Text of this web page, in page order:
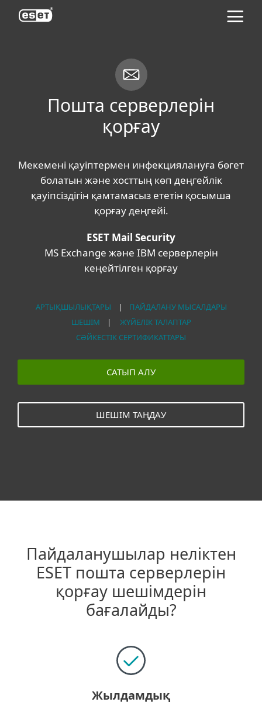
Пошта серверлерін
қорғау
Мекемені қауіптермен инфекциялануға бөгет
болатын және хосттың көп деңгейлік
қауіпсіздігін қамтамасыз ететін қосымша
қорғау деңгейі.
ESET Mail Security
MS Exchange және IBM серверлерін
кеңейтілген қорғау
АРТЫҚШЫЛЫҚТАРЫ | ПАЙДАЛАНУ МЫСАЛДАРЫ
ШЕШІМ
| ЖҮЙЕЛІК ТАЛАПТАР
СӘЙКЕСТІК СЕРТИФИКАТТАРЫ
САТЫП АЛУ
ШЕШІМ ТАҢДАУ
Пайдаланушылар неліктен
ESET пошта серверлерін
қорғау шешімдерін
бағалайды?
Жылдамдық
ESET